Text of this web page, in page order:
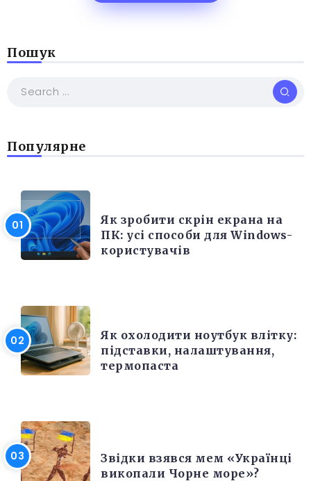
Пошук
Популярне
Як зробити скрін екрана на
ПК: усі способи для Windows-
користувачів
Як охолодити ноутбук влітку:
підставки, налаштування,
термопаста
Звідки взявся мем «Українці
викопали Чорне море»?